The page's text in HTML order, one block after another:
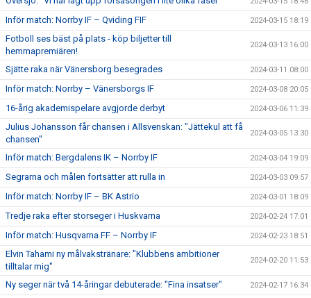
Inför match: Norrby IF – Qviding FIF 2024-03-15 18:19
Fotboll ses bäst på plats - köp biljetter till
hemmapremiären!
2024-03-13 16:00
Sjätte raka när Vänersborg besegrades 2024-03-11 08:00
Inför match: Norrby – Vänersborgs IF 2024-03-08 20:05
16-årig akademispelare avgjorde derbyt 2024-03-06 11:39
Julius Johansson får chansen i Allsvenskan: "Jättekul att få
chansen"
2024-03-05 13:30
Inför match: Bergdalens IK – Norrby IF 2024-03-04 19:09
Segrarna och målen fortsätter att rulla in 2024-03-03 09:57
Inför match: Norrby IF – BK Astrio 2024-03-01 18:09
Tredje raka efter storseger i Huskvarna 2024-02-24 17:01
Inför match: Husqvarna FF – Norrby IF 2024-02-23 18:51
Elvin Tahami ny målvakstränare: "Klubbens ambitioner
tilltalar mig"
2024-02-20 11:53
Ny seger när två 14-åringar debuterade: "Fina insatser" 2024-02-17 16:34